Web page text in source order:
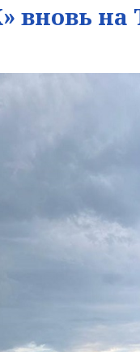
вновь на